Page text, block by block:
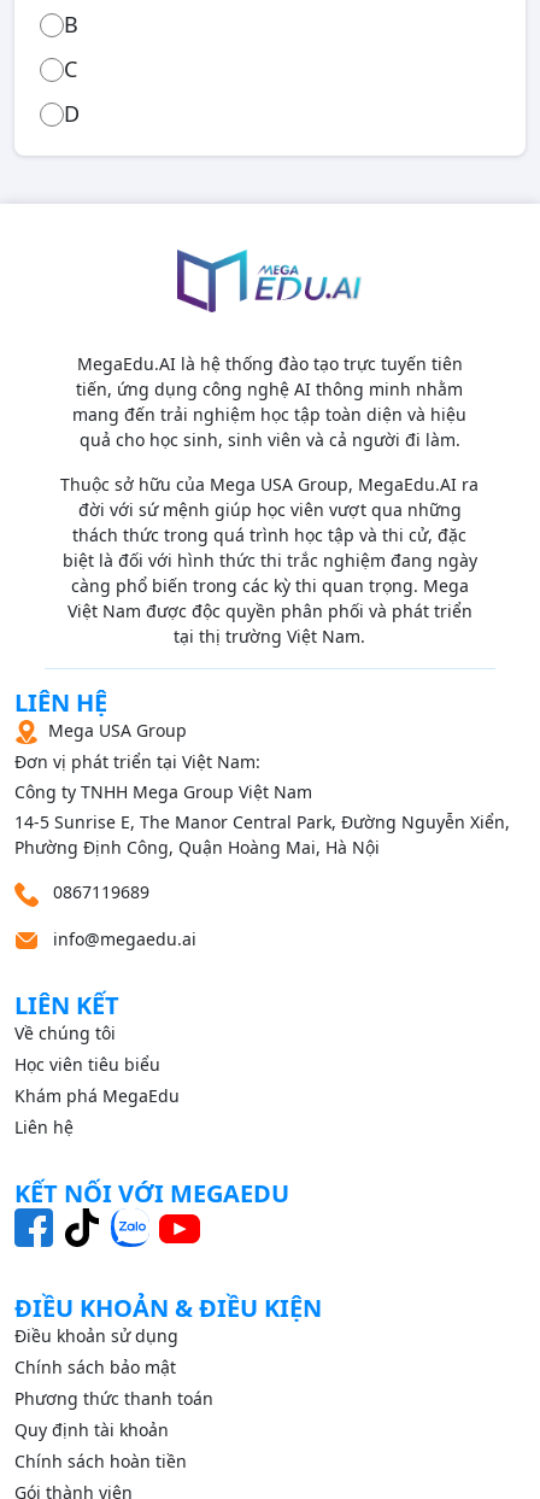
B
C
D
MegaEdu.AI là hệ thống đào tạo trực tuyến tiên
tiến, ứng dụng công nghệ AI thông minh nhằm
mang đến trải nghiệm học tập toàn diện và hiệu
quả cho học sinh, sinh viên và cả người đi làm.
Thuộc sở hữu của Mega USA Group, MegaEdu.AI ra
đời với sứ mệnh giúp học viên vượt qua những
thách thức trong quá trình học tập và thi cử, đặc
biệt là đối với hình thức thi trắc nghiệm đang ngày
càng phổ biến trong các kỳ thi quan trọng. Mega
Việt Nam được độc quyền phân phối và phát triển
tại thị trường Việt Nam.
LIÊN HỆ
Mega USA Group
Đơn vị phát triển tại Việt Nam:
Công ty TNHH Mega Group Việt Nam
14‑5 Sunrise E, The Manor Central Park, Đường Nguyễn Xiển,
Phường Định Công, Quận Hoàng Mai, Hà Nội
0867119689
info@megaedu.ai
LIÊN KẾT
Về chúng tôi
Học viên tiêu biểu
Khám phá MegaEdu
Liên hệ
KẾT NỐI VỚI MEGAEDU
ĐIỀU KHOẢN & ĐIỀU KIỆN
Điều khoản sử dụng
Chính sách bảo mật
Phương thức thanh toán
Quy định tài khoản
Chính sách hoàn tiền
Gói thành viên